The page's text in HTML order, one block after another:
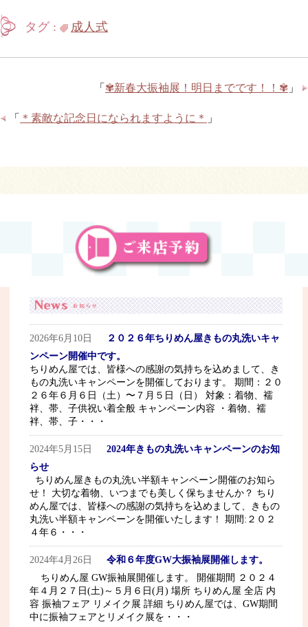
タグ : 成人式
「 ✾新春大振袖展！明日までです！！✾ 」
「 ＊素敵な記念日になられますように＊ 」
2026年6月10日
２０２６年ちりめん屋きもの丸洗いキャ
ンペーン開催中です。
ちりめん屋では、皆様への感謝の気持ちを込めまして、き
もの丸洗いキャンペーンを開催しております。 期間：２０
２６年６月６日（土）〜７月５日（日） 対象：着物、襦
袢、帯、子供祝い着全般 キャンペーン内容 ・着物、襦
袢、帯、子・・・
2024年5月15日
2024年きもの丸洗いキャンペーンのお知
らせ
ちりめん屋きもの丸洗い半額キャンペーン開催のお知ら
せ！ 大切な着物、いつまでも美しく保ちませんか？ ちり
めん屋では、皆様への感謝の気持ちを込めまして、きもの
丸洗い半額キャンペーンを開催いたします！ 期間:２０２
４年６・・・
2024年4月26日
令和６年度GW大振袖展開催します。
ちりめん屋 GW振袖展開催します。 開催期間 ２０２４
年４月２７日(土)～５月６日(月) 場所 ちりめん屋 全店 内
容 振袖フェア リメイク展 詳細 ちりめん屋では、GW期間
中に振袖フェアとリメイク展を・・・